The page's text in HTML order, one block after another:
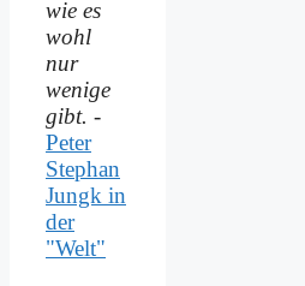
wie es
wohl
nur
wenige
gibt. -
Peter
Stephan
Jungk in
der
"Welt"